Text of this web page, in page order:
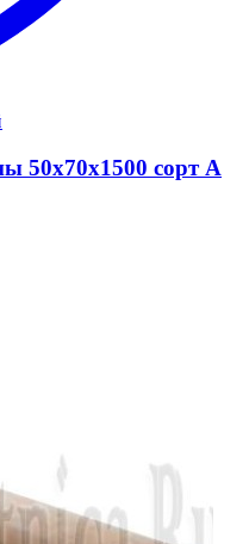
50x70x1500 сорт А